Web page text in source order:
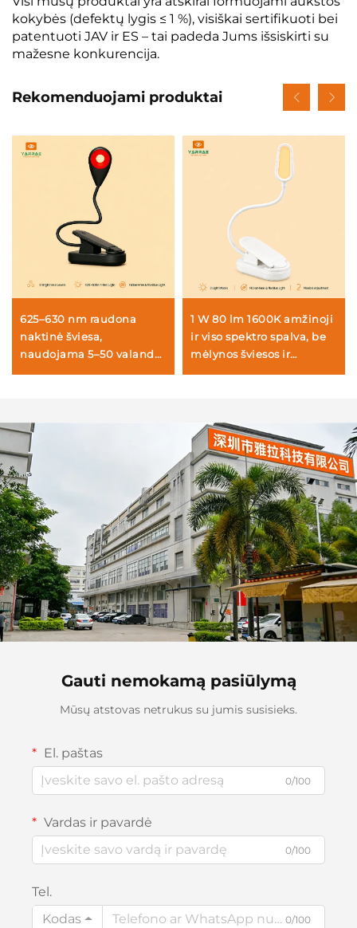
kokybės (defektų lygis ≤ 1 %), visiškai sertifikuoti bei
patentuoti JAV ir ES – tai padeda Jums išsiskirti su
mažesne konkurencija.
Rekomenduojami produktai
625–630 nm raudona
naktinė šviesa,
naudojama 5–50 valandų,
3 ryškumo nustatymai,
įkrovimas
1 W 80 lm 1600K amžinoji
ir viso spektro spalva, be
mėlynos šviesos ir
mirksėjimo, baltai
Gauti nemokamą pasiūlymą
Mūsų atstovas netrukus su jumis susisieks.
El. paštas
0/100
Vardas ir pavardė
0/100
Tel.
Kodas
0/100